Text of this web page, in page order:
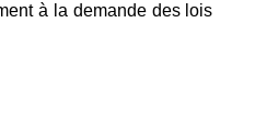
à la demande des lois